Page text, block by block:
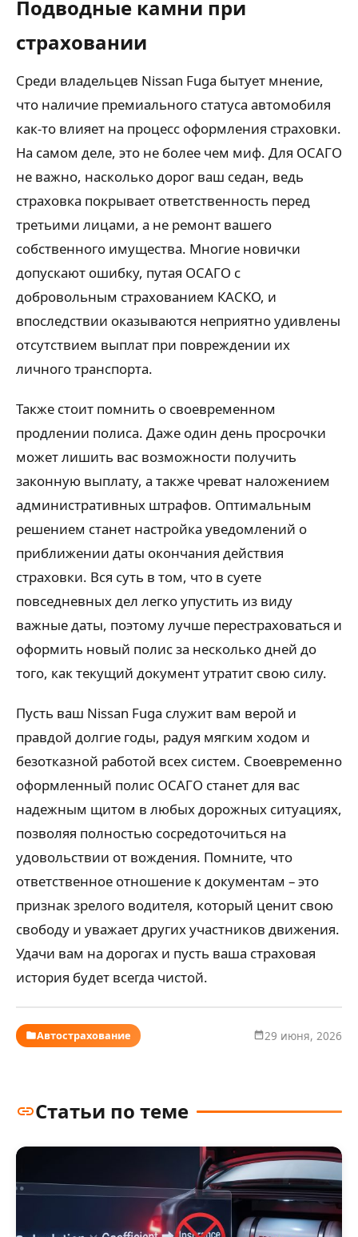
Подводные камни при
страховании
Среди владельцев Nissan Fuga бытует мнение,
что наличие премиального статуса автомобиля
как-то влияет на процесс оформления страховки.
На самом деле, это не более чем миф. Для ОСАГО
не важно, насколько дорог ваш седан, ведь
страховка покрывает ответственность перед
третьими лицами, а не ремонт вашего
собственного имущества. Многие новички
допускают ошибку, путая ОСАГО с
добровольным страхованием КАСКО, и
впоследствии оказываются неприятно удивлены
отсутствием выплат при повреждении их
личного транспорта.
Также стоит помнить о своевременном
продлении полиса. Даже один день просрочки
может лишить вас возможности получить
законную выплату, а также чреват наложением
административных штрафов. Оптимальным
решением станет настройка уведомлений о
приближении даты окончания действия
страховки. Вся суть в том, что в суете
повседневных дел легко упустить из виду
важные даты, поэтому лучше перестраховаться и
оформить новый полис за несколько дней до
того, как текущий документ утратит свою силу.
Пусть ваш Nissan Fuga служит вам верой и
правдой долгие годы, радуя мягким ходом и
безотказной работой всех систем. Своевременно
оформленный полис ОСАГО станет для вас
надежным щитом в любых дорожных ситуациях,
позволяя полностью сосредоточиться на
удовольствии от вождения. Помните, что
ответственное отношение к документам – это
признак зрелого водителя, который ценит свою
свободу и уважает других участников движения.
Удачи вам на дорогах и пусть ваша страховая
история будет всегда чистой.
Автострахование 29 июня, 2026
Статьи по теме